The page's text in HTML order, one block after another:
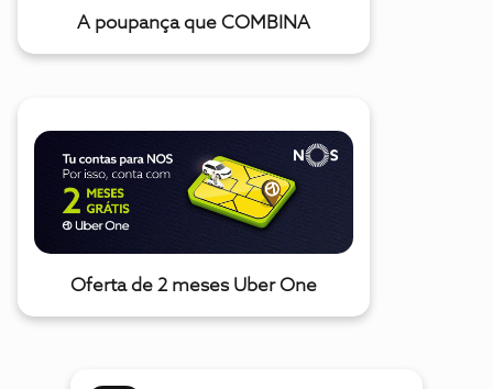
A poupança que COMBINA
Oferta de 2 meses Uber One